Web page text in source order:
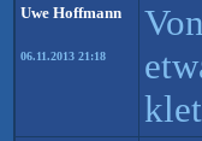
Uwe Hoffmann
06.11.2013 21:18